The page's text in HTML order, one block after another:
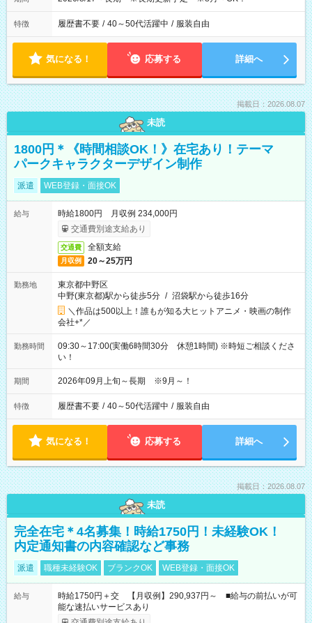
特徴 履歴書不要 / 40～50代活躍中 / 服装自由
気になる！ 応募する 詳細へ
掲載日：2026.08.07
未読
1800円＊《時間相談OK！》在宅あり！テーマ
パークキャラクターデザイン制作
派遣 WEB登録・面接OK
給与
時給1800円 月収例 234,000円
交通費別途支給あり
交通費 全額支給
月収例 20～25万円
勤務地
東京都中野区
中野(東京都)駅から徒歩5分 / 沼袋駅から徒歩16分
＼作品は500以上！誰もが知る大ヒットアニメ・映画の制作
会社+*／
勤務時間
09:30～17:00(実働6時間30分 休憩1時間) ※時短ご相談くださ
い！
期間 2026年09月上旬～長期 ※9月～！
特徴 履歴書不要 / 40～50代活躍中 / 服装自由
気になる！ 応募する 詳細へ
掲載日：2026.08.07
未読
完全在宅＊4名募集！時給1750円！未経験OK！
内定通知書の内容確認など事務
派遣 職種未経験OK ブランクOK WEB登録・面接OK
給与
時給1750円＋交 【月収例】290,937円～ ■給与の前払いが可
能な速払いサービスあり